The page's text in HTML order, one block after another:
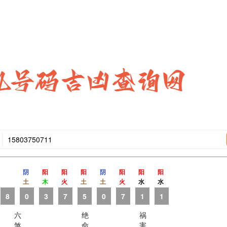
8
阴
土
0
阳
木
3
六
煞
阳
火
7
阳
土
5
阴
土
0
阳
火
7
绝
命
阳
水
1
阳
水
1
祸
害